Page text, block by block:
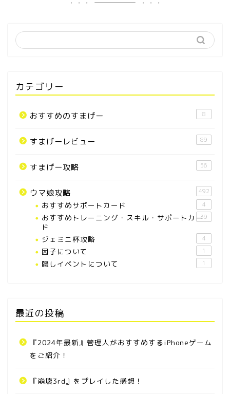
カテゴリー
おすすめのすまげー 8
すまげーレビュー 89
すまげー攻略 56
ウマ娘攻略 492
おすすめサポートカード 4
おすすめトレーニング・スキル・サポートカー
ド
39
ジェミニ杯攻略 4
因子について 1
隠しイベントについて 1
最近の投稿
『2024年最新』管理人がおすすめするiPhoneゲーム
をご紹介！
『崩壊3rd』をプレイした感想！